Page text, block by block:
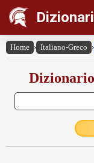
Home › Italiano-Greco ›